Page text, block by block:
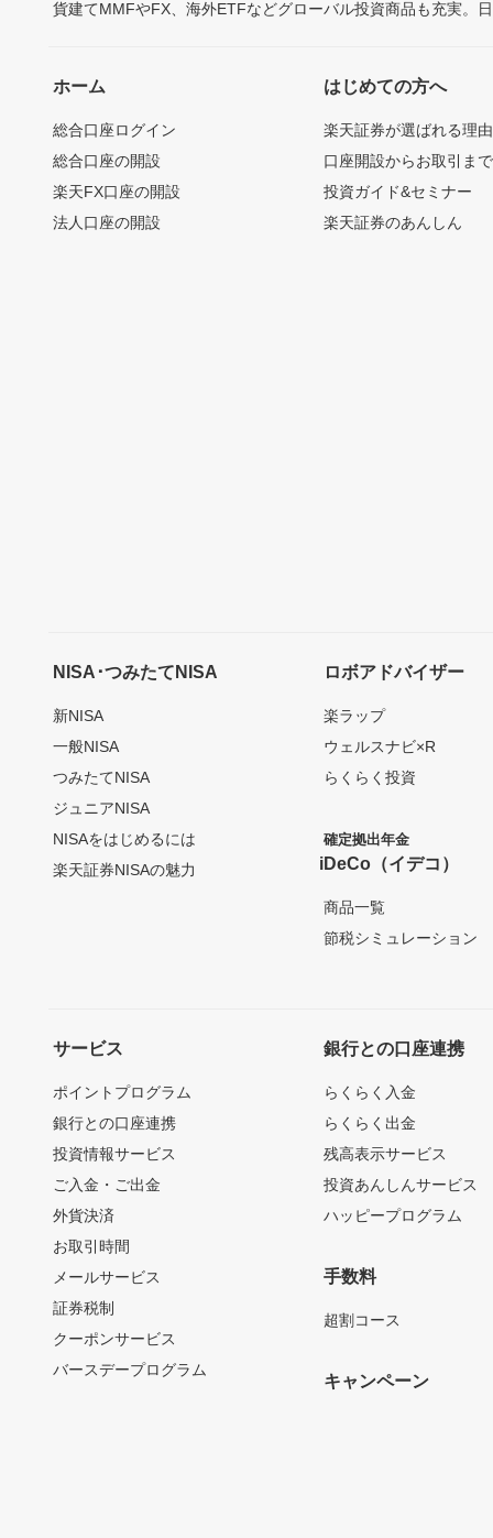
貨建てMMFやFX、海外ETFなどグローバル投資商品も充実。
ホーム
総合口座ログイン
総合口座の開設
楽天FX口座の開設
法人口座の開設
はじめての方へ
楽天証券が選ばれる理由
口座開設からお取引ま
投資ガイド&セミナー
楽天証券のあんしん
NISA･つみたてNISA
新NISA
一般NISA
つみたてNISA
ジュニアNISA
NISAをはじめるには
楽天証券NISAの魅力
ロボアドバイザー
楽ラップ
ウェルスナビ×R
らくらく投資
確定拠出年金
iDeCo（イデコ）
商品一覧
節税シミュレーション
サービス
ポイントプログラム
銀行との口座連携
投資情報サービス
ご入金・ご出金
外貨決済
お取引時間
メールサービス
証券税制
クーポンサービス
バースデープログラム
銀行との口座連携
らくらく入金
らくらく出金
残高表示サービス
投資あんしんサービス
ハッピープログラム
手数料
超割コース
キャンペーン